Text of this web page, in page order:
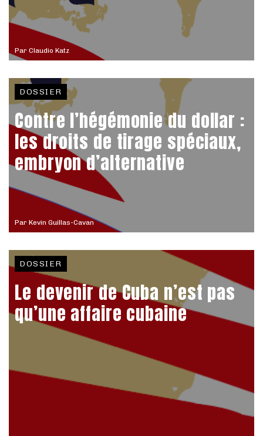
Par Claudio Katz
Par Kevin Guillas-Cavan
DOSSIER
Contre l’hégémonie du dollar :
les droits de tirage spéciaux,
embryon d’alternative
DOSSIER
Le devenir de Cuba n’est pas
qu’une affaire cubaine